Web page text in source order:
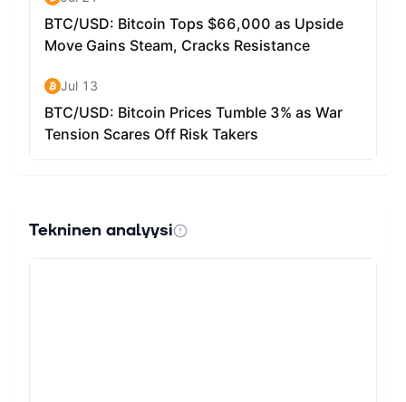
Tekninen analyysi